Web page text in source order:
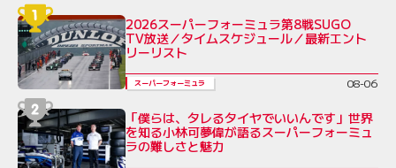
2026スーパーフォーミュラ第8戦SUGO
TV放送／タイムスケジュール／最新エント
リーリスト
スーパーフォーミュラ 08-06
「僕らは、タレるタイヤでいいんです」世界
を知る小林可夢偉が語るスーパーフォーミュ
ラの難しさと魅力